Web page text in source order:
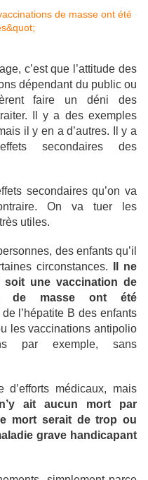
c’est que l’attitude des
dépendant du public ou
faire un déni des
Il y a des exemples
il y en a d’autres. Il y a
secondaires des
secondaires qu’on va
On va tuer les
utiles.
des enfants qu’il
circonstances.
Il ne
une vaccination de
de masse ont été
l’hépatite B des enfants
les vaccinations antipolio
par exemple, sans
d’efforts médicaux, mais
ait aucun mort par
mort serait de trop ou
grave handicapant